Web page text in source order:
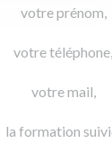
votre prénom,
votre téléphone,
votre mail,
la formation